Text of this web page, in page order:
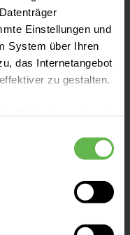
Einstellungen und
System über Ihren
das Internetangebot
zu gestalten.
nur den notwendigen
Auswahl
akzeptieren“ in die